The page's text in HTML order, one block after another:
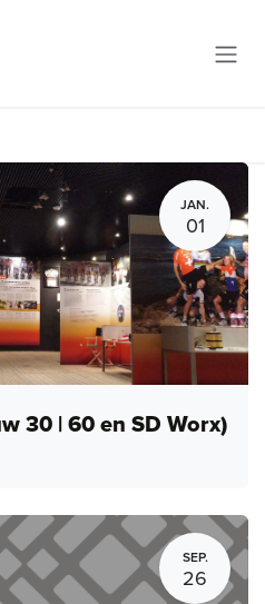
JAN.
01
30 | 60 en SD Worx)
SEP.
26